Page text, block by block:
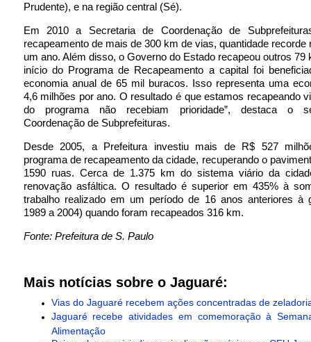
Prudente), e na região central (Sé).
Em 2010 a Secretaria de Coordenação de
recapeamento de mais de 300 km de vias, quantidade recorde
um ano. Além disso, o Governo do Estado recapeou outros 79
início do Programa de Recapeamento a capital foi
economia anual de 65 mil buracos. Isso representa uma
4,6 milhões por ano. O resultado é que estamos recapeando
do programa não recebiam prioridade”, destaca o
Coordenação de Subprefeituras.
Desde 2005, a Prefeitura investiu mais de R$ 527
programa de recapeamento da cidade, recuperando o
1590 ruas. Cerca de 1.375 km do sistema viário da
renovação asfáltica. O resultado é superior em 435% à
trabalho realizado em um período de 16 anos anteriores à
1989 a 2004) quando foram recapeados 316 km.
Fonte: Prefeitura de S. Paulo
Mais notícias sobre o Jaguaré:
Vias do Jaguaré recebem ações concentradas de
Jaguaré recebe atividades em comemoração à
Alimentação